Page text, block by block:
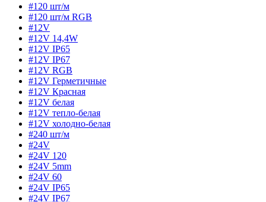
#120 шт/м
#120 шт/м RGB
#12V
#12V 14,4W
#12V IP65
#12V IP67
#12V RGB
#12V Герметичные
#12V Красная
#12V белая
#12V тепло-белая
#12V холодно-белая
#240 шт/м
#24V
#24V 120
#24V 5mm
#24V 60
#24V IP65
#24V IP67